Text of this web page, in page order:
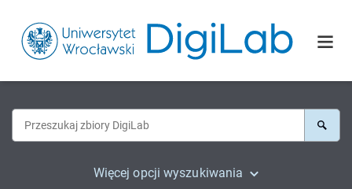
Więcej opcji wyszukiwania